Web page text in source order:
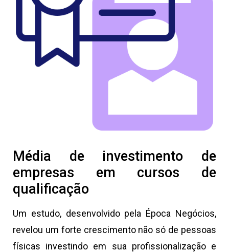
Média de investimento de
empresas em cursos de
qualificação
Um estudo, desenvolvido pela Época Negócios,
revelou um forte crescimento não só de pessoas
físicas investindo em sua profissionalização e